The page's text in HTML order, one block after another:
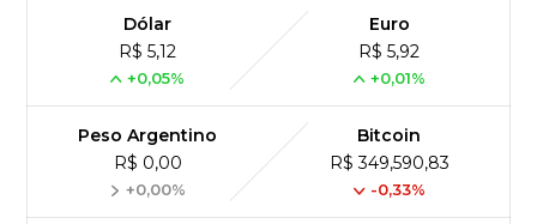
Dólar
R$ 5,12
+0,05%
Euro
R$ 5,92
+0,01%
Peso Argentino
R$ 0,00
+0,00%
Bitcoin
R$ 349,590,83
-0,33%